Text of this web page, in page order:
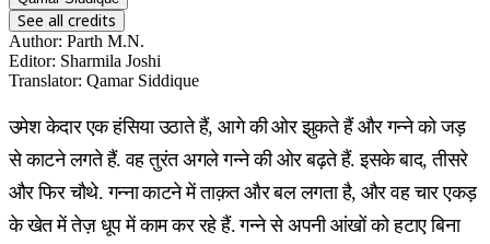
See all credits
Author: Parth M.N.
Editor: Sharmila Joshi
Translator: Qamar Siddique
उमेश केदार एक हंसिया उठाते हैं, आगे की ओर झुकते हैं और गन्ने को जड़
से काटने लगते हैं. वह तुरंत अगले गन्ने की ओर बढ़ते हैं. इसके बाद, तीसरे
और फिर चौथे. गन्ना काटने में ताक़त और बल लगता है, और वह चार एकड़
के खेत में तेज़ धूप में काम कर रहे हैं. गन्ने से अपनी आंखों को हटाए बिना